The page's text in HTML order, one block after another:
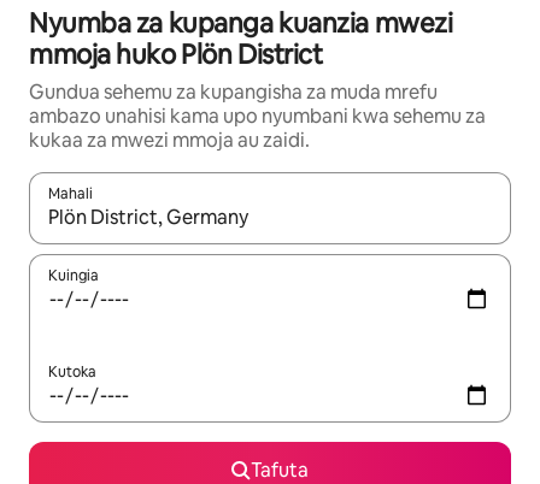
Nyumba za kupanga kuanzia mwezi
mmoja huko Plön District
Gundua sehemu za kupangisha za muda mrefu
ambazo unahisi kama upo nyumbani kwa sehemu za
kukaa za mwezi mmoja au zaidi.
Mahali
Wakati matokeo yanapatikana, vinjari kwa kutumia vitufe vya
Kuingia
Kutoka
Tafuta